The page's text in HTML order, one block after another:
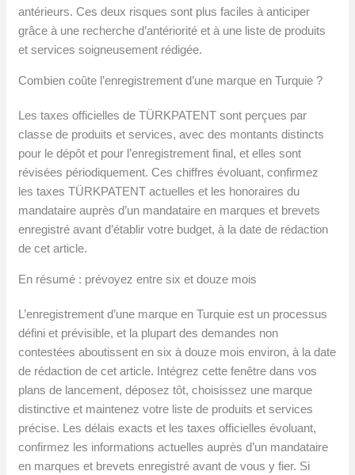
antérieurs. Ces deux risques sont plus faciles à anticiper
grâce à une recherche d’antériorité et à une liste de produits
et services soigneusement rédigée.
Combien coûte l’enregistrement d’une marque en Turquie ?
Les taxes officielles de TÜRKPATENT sont perçues par
classe de produits et services, avec des montants distincts
pour le dépôt et pour l’enregistrement final, et elles sont
révisées périodiquement. Ces chiffres évoluant, confirmez
les taxes TÜRKPATENT actuelles et les honoraires du
mandataire auprès d’un mandataire en marques et brevets
enregistré avant d’établir votre budget, à la date de rédaction
de cet article.
En résumé : prévoyez entre six et douze mois
L’enregistrement d’une marque en Turquie est un processus
défini et prévisible, et la plupart des demandes non
contestées aboutissent en six à douze mois environ, à la date
de rédaction de cet article. Intégrez cette fenêtre dans vos
plans de lancement, déposez tôt, choisissez une marque
distinctive et maintenez votre liste de produits et services
précise. Les délais exacts et les taxes officielles évoluant,
confirmez les informations actuelles auprès d’un mandataire
en marques et brevets enregistré avant de vous y fier. Si